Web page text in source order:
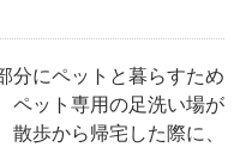
分にペットと暮らすため
ペット専用の足洗い場が
歩から帰宅した際に、